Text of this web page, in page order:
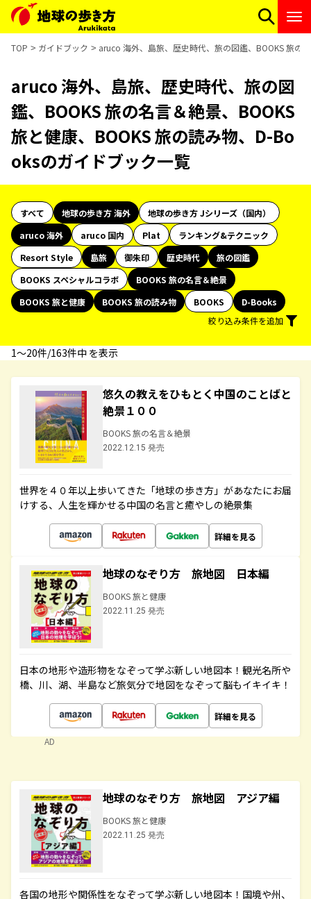
TOP ガイドブック aruco 海外、島旅、歴史時代、旅の図鑑、BOOKS 旅の
aruco 海外、島旅、歴史時代、旅の図
鑑、BOOKS 旅の名言＆絶景、BOOKS
旅と健康、BOOKS 旅の読み物、D-Bo
oksのガイドブック一覧
すべて 地球の歩き方 海外
地球の歩き方 Jシリーズ（国内）
aruco 海外
aruco 国内 Plat
ランキング&テクニック
Resort Style
島旅 御朱印 歴史時代
旅の図鑑
BOOKS スペシャルコラボ
BOOKS 旅の名言＆絶景
BOOKS 旅と健康
BOOKS 旅の読み物 BOOKS
D-Books
絞り込み条件を追加
1〜20件/163件中 を表示
悠久の教えをひもとく中国のことばと
絶景１００
BOOKS 旅の名言＆絶景
2022.12.15 発売
世界を４０年以上歩いてきた「地球の歩き方」があなたにお届
けする、人生を輝かせる中国の名言と癒やしの絶景集
詳細を見る
地球のなぞり方 旅地図 日本編
BOOKS 旅と健康
2022.11.25 発売
日本の地形や造形物をなぞって学ぶ新しい地図本！観光名所や
橋、川、湖、半島など旅気分で地図をなぞって脳もイキイキ！
詳細を見る
AD
地球のなぞり方 旅地図 アジア編
BOOKS 旅と健康
2022.11.25 発売
各国の地形や関係性をなぞって学ぶ新しい地図本！国境や州、